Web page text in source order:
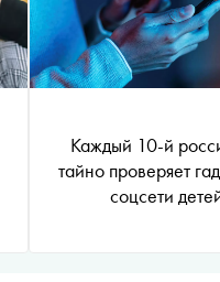
Каждый 10-й
тайно проверяет
соцсети